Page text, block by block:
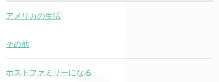
アメリカの生活
その他
ホストファミリーになる